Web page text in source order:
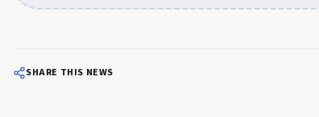
SHARE THIS NEWS